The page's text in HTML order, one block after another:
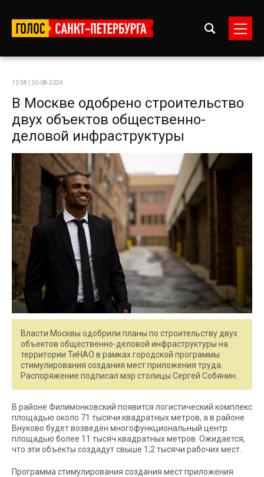
13:58 | 30-08-2024
В Москве одобрено строительство
двух объектов общественно-
деловой инфраструктуры
Власти Москвы одобрили планы по строительству двух
объектов общественно-деловой инфраструктуры на
территории ТиНАО в рамках городской программы
стимулирования создания мест приложения труда.
Распоряжение подписал мэр столицы Сергей Собянин.
В районе Филимонковский появится логистический комплекс
площадью около 71 тысячи квадратных метров, а в районе
Внуково будет возведён многофункциональный центр
площадью более 11 тысяч квадратных метров. Ожидается,
что эти объекты создадут свыше 1,2 тысячи рабочих мест.
Программа стимулирования создания мест приложения